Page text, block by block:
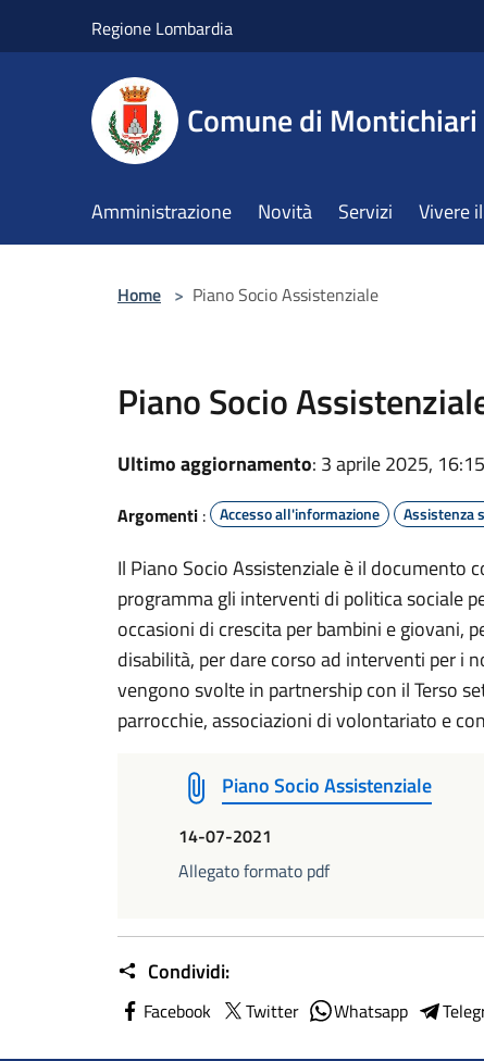
Regione Lombardia
Comune di Montichiari
Amministrazione Novità Servizi Vivere
Home > Piano Socio Assistenziale
Piano Socio
Ultimo aggiornamento: 3 aprile 2025, 16:15
Argomenti : Accesso all'informazione Assistenza
Il Piano Socio Assistenziale è il documento
programma gli interventi di politica sociale
occasioni di crescita per bambini e giovani,
disabilità, per dare corso ad interventi per i
vengono svolte in partnership con il Terso
parrocchie, associazioni di volontariato e
Piano Socio Assistenziale
14-07-2021
Allegato formato pdf
Condividi:
Facebook Twitter Whatsapp